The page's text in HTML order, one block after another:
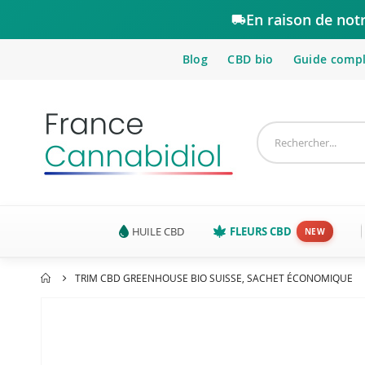
En raison de
Blog CBD bio Guide
HUILE CBD FLEURS CBD
TRIM CBD GREENHOUSE BIO SUISSE, SACHET ÉCONOMIQUE